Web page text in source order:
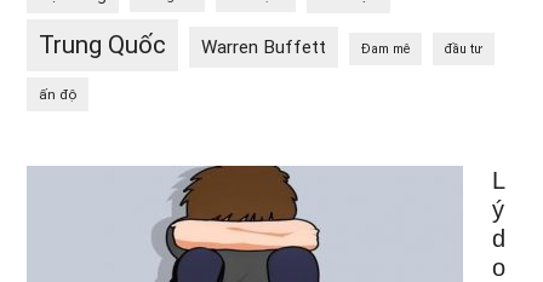
Trung Quốc Warren Buffett Đam mê đầu tư
ấn độ
L
ý
d
o